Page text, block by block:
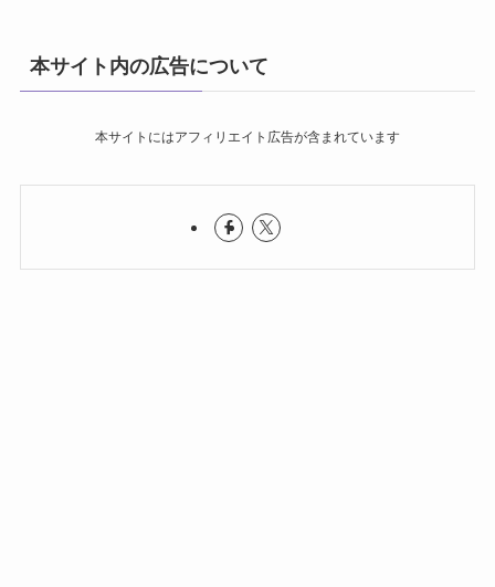
本サイト内の広告について
本サイトにはアフィリエイト広告が含まれています